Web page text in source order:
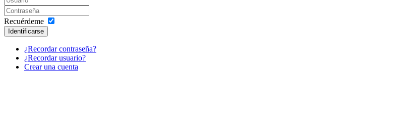
Recuérdeme
Identificarse
¿Recordar contraseña?
¿Recordar usuario?
Crear una cuenta